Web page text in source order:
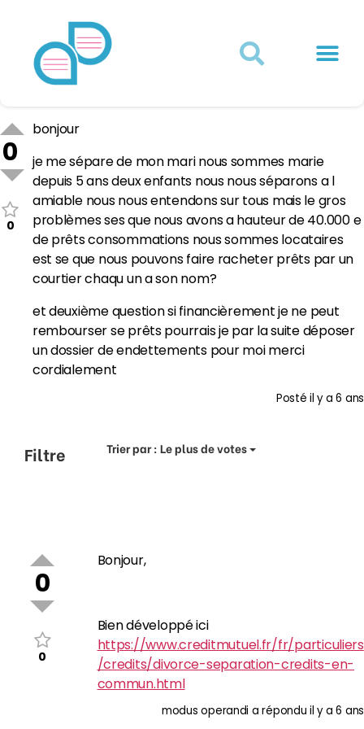
0
0
bonjour
je me sépare de mon mari nous sommes marie
depuis 5 ans deux enfants nous nous séparons a l
amiable nous nous entendons sur tous mais le gros
problèmes ses que nous avons a hauteur de 40.000 e
de prêts consommations nous sommes locataires
est se que nous pouvons faire racheter prêts par un
courtier chaqu un a son nom?
et deuxième question si financièrement je ne peut
rembourser se prêts pourrais je par la suite déposer
un dossier de endettements pour moi merci
cordialement
Postéil y a 6 ans
Filtre Trier par :Le plus de votes
0
0
Bonjour,
Bien développé ici
https://www.creditmutuel.fr/fr/particuliers
/credits/divorce-separation-credits-en-
commun.html
modus operandi a réponduil y a 6 ans